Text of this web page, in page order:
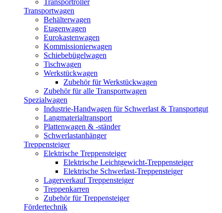
Transportroller
Transportwagen
Behälterwagen
Etagenwagen
Eurokastenwagen
Kommissionierwagen
Schiebebügelwagen
Tischwagen
Werkstückwagen
Zubehör für Werkstückwagen
Zubehör für alle Transportwagen
Spezialwagen
Industrie-Handwagen für Schwerlast & Transportgut
Langmaterialtransport
Plattenwagen & -ständer
Schwerlastanhänger
Treppensteiger
Elektrische Treppensteiger
Elektrische Leichtgewicht-Treppensteiger
Elektrische Schwerlast-Treppensteiger
Lagerverkauf Treppensteiger
Treppenkarren
Zubehör für Treppensteiger
Fördertechnik